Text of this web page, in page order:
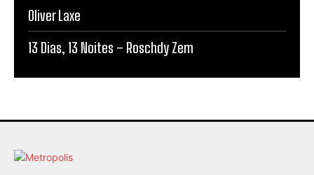
Oliver Laxe
13 Dias, 13 Noites – Roschdy Zem